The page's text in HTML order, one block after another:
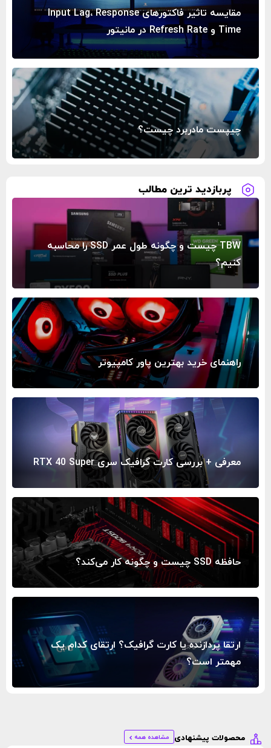
مقایسه تاثیر فاکتورهای Input Lag، Response
Time و Refresh Rate در مانیتور
چیپست مادربرد چیست؟
پربازدید ترین مطالب
TBW چیست و چگونه طول عمر SSD را محاسبه
کنیم؟
راهنمای خرید بهترین پاور کامپیوتر
معرفی + بررسی کارت گرافیک سری RTX 40 Super
حافظه SSD چیست و چگونه کار می‌کند؟
ارتقا پردازنده یا کارت گرافیک؟ ارتقای کدام یک
مهمتر است؟
محصولات پیشنهادی مشاهده همه